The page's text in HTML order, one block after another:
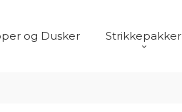
og Dusker Strikkepakker